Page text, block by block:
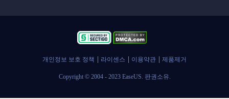
인사이트 보고서
개인정보 보호 정책 라이센스 이용약관 제품제거
Copyright © 2004 - 2023 EaseUS. 판권소유.